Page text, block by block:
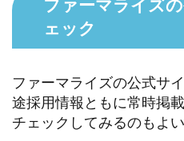
ファーマライズ
ェック
ファーマライズの公式サ
途採用情報ともに常時掲
チェックしてみるのもよい